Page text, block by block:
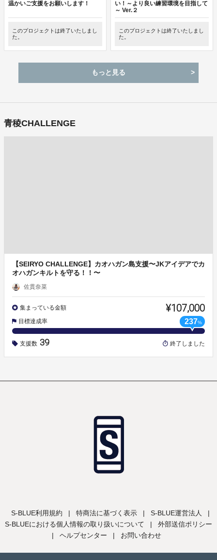
温かいご支援をお願いします！
このプロジェクトは終了いたしまし
た。
い！～より良い練習環境を目指して
～ Ver.２
このプロジェクトは終了いたしまし
た。
もっと見る
青稜CHALLENGE
【SEIRYO CHALLENGE】カオハガン島支援〜JKアイデアでカ
オハガンキルトを守る！！〜
佐貫奈菜
集まっている金額 ¥107,000
目標達成率 237%
支援数 39 終了しました
S-BLUE利用規約 | 特商法に基づく表示 | S-BLUE運営法人
|
S-BLUEにおける個人情報の取り扱いについて
|
外部送信ポリシー
|
ヘルプセンター | お問い合わせ